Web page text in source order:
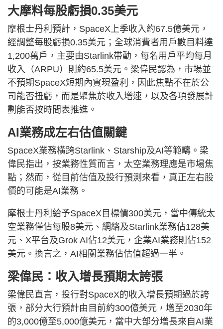
大摩料每股虧損0.35美元
摩根士丹利預計，SpaceX上季收入約67.5億美元，
經調整每股虧損0.35美元；全球消費者用戶數目料達
1,200萬戶，主要由Starlink帶動，每名用戶平均每月
收入（ARPU）則約65.5美元。梁偉民認為，市場並
不預期SpaceX短期內實現盈利，因此焦點不在於公
司能否扭虧，而是聚焦於收入增速，以及各項發展計
劃能否按時間表推進。
AI業務成左右估值關鍵
SpaceX業務橫跨Starlink、Starship及AI等範疇。梁
偉民指出，按業務性質而言，太空業務理應是市場焦
點；然而，從目前估值及投行預測來看，真正左右股
價的可能是AI業務。
摩根士丹利給予SpaceX目標價300美元，當中傳統太
空業務僅佔每股8美元、網絡及Starlink業務佔128美
元、X平台及Grok AI佔12美元，企業AI業務則佔152
美元。換言之，AI相關業務佔估值超過一半。
梁偉民：收入增長預期太誇張
梁偉民直言，投行對SpaceX的收入增長預期過於誇
張，部分大行預計由目前約300億美元，增至2030年
的3,000億至5,000億美元，當中大部分增長來自AI業